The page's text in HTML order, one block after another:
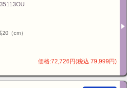
ひな様」
。
」のお内裏様には、全て魚袋が付いて
久月の魚袋について」
（cm）
価格:72,726円(税込 79,999円)